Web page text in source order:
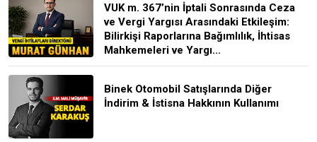
VUK m. 367’nin İptali Sonrasında Ceza
ve Vergi Yargısı Arasındaki Etkileşim:
Bilirkişi Raporlarına Bağımlılık, İhtisas
Mahkemeleri ve Yargı...
Binek Otomobil Satışlarında Diğer
İndirim & İstisna Hakkının Kullanımı